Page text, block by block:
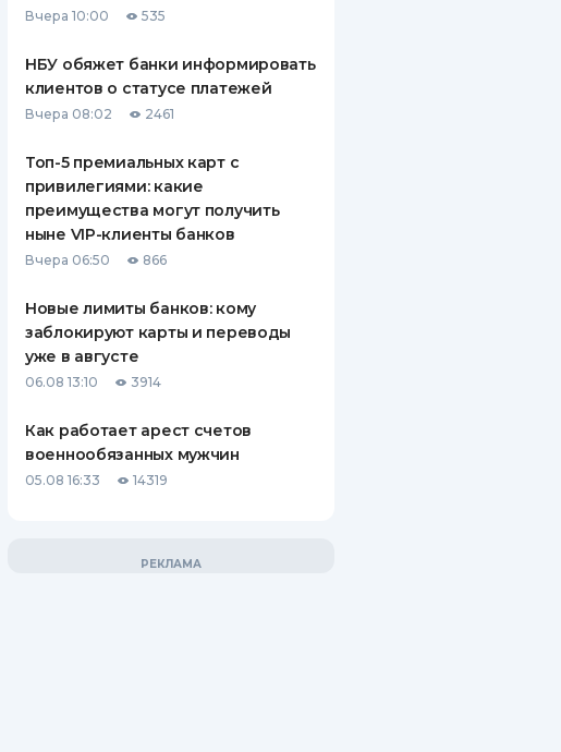
СТРАХОВАНИЮ
ВСЕ СТРАХОВЫЕ ПОЛИСЫ
ОТЗЫВЫ О СТРАХОВЫХ
КОМПАНИЯХ
Вчера 10:00 535
НБУ обяжет банки информировать
клиентов о статусе платежей
Вчера 08:02 2461
Топ-5 премиальных карт с
привилегиями: какие
преимущества могут получить
ныне VIP-клиенты банков
Вчера 06:50 866
Новые лимиты банков: кому
заблокируют карты и переводы
уже в августе
06.08 13:10 3914
Как работает арест счетов
военнообязанных мужчин
05.08 16:33 14319